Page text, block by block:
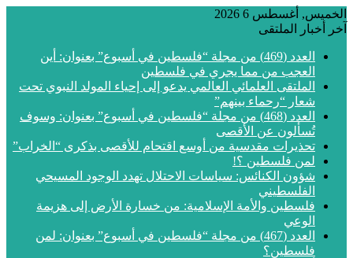
الخميس, أغسطس 6 2026
آخر أخبار الملتقى
العدد (469) من مجلة “فلسطين في أسبوع” بعنوان: أين
العجب من مما يجري في فلسطين
الملتقى العلمائي العالمي يدعو إلى إحياء المولد النبوي تحت
شعار “رحماء بينهم”
العدد (468) من مجلة “فلسطين في أسبوع” بعنوان: وسوف
تُسألون عن الأقصى
تحذيرات مقدسية من أوسع اقتحام للأقصى بذكرى “الخراب”
لمن فلسطين ؟!
شؤون الكنائس: سياسات الاحتلال تهدد الوجود المسيحي
الفلسطيني
فلسطين والأمة الإسلامية: من خسارة الأرض إلى هزيمة
الوعي
العدد (467) من مجلة “فلسطين في أسبوع” بعنوان: لمن
فلسطين؟